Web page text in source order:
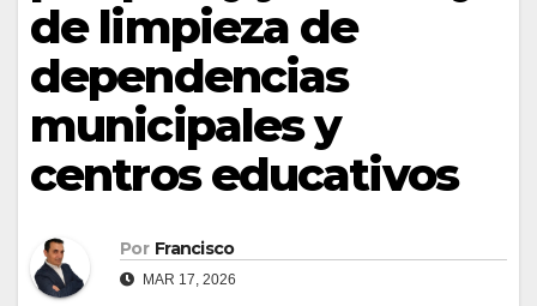
de limpieza de
dependencias
municipales y
centros educativos
Por Francisco
MAR 17, 2026